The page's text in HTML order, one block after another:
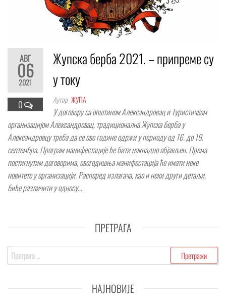
АВГ
06
2021
0
Жупска берба 2021. – припреме су
у току
Аутор ЖУПА
У договору са општином Александровац и Туристичком
организацијом Александровац, традиционална Жупска берба у
Александровцу треба да се ове године одржи у периоду од 16. до 19.
септембра. Програм манифестације ће бити накнадно објављен. Према
постигнутим договорима, овогодишња манифестација ће имати неке
новитете у организацији. Распоред излагача, као и неки други детаљи,
биће различити у односу…
ПРЕТРАГА
Претрага
за:
НАЈНОВИЈЕ